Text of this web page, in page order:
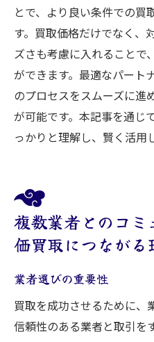
とで、より良い条件での買
す。買取価格だけでなく、
ズさも考慮に入れることで
ができます。最適なパート
のプロセスをスムーズに進
が可能です。本記事を通じ
っかりと理解し、賢く活用
複数業者とのコ
価買取につながる
業者選びの重要性
買取を成功させるために、
信頼性のある業者と取引を